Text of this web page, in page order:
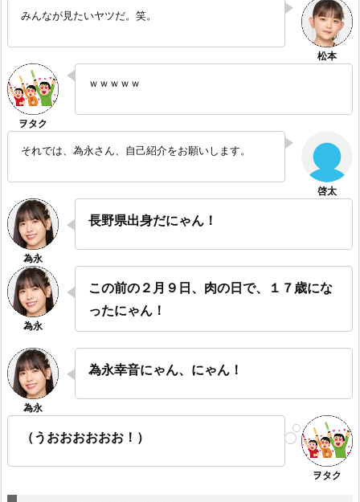
みんなが見たいヤツだ。笑。
ｗｗｗｗｗ
それでは、為永さん、自己紹介をお願いします。
長野県出身だにゃん！
この前の２月９日、肉の日で、１７歳にな
ったにゃん！
為永幸音にゃん、にゃん！
（うおおおおおお！）